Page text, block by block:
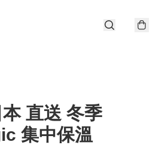
直送 冬季
集中保溫